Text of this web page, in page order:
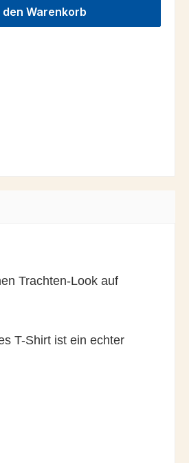
ein oder benutze die Schaltflächen
den Warenkorb
Trachten-Look auf
T-Shirt ist ein echter